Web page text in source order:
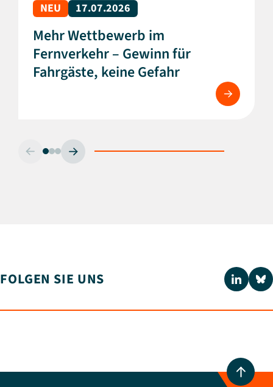
NEU 17.07.2026
Mehr Wettbewerb im
Fernverkehr – Gewinn für
Fahrgäste, keine Gefahr
FOLGEN SIE UNS